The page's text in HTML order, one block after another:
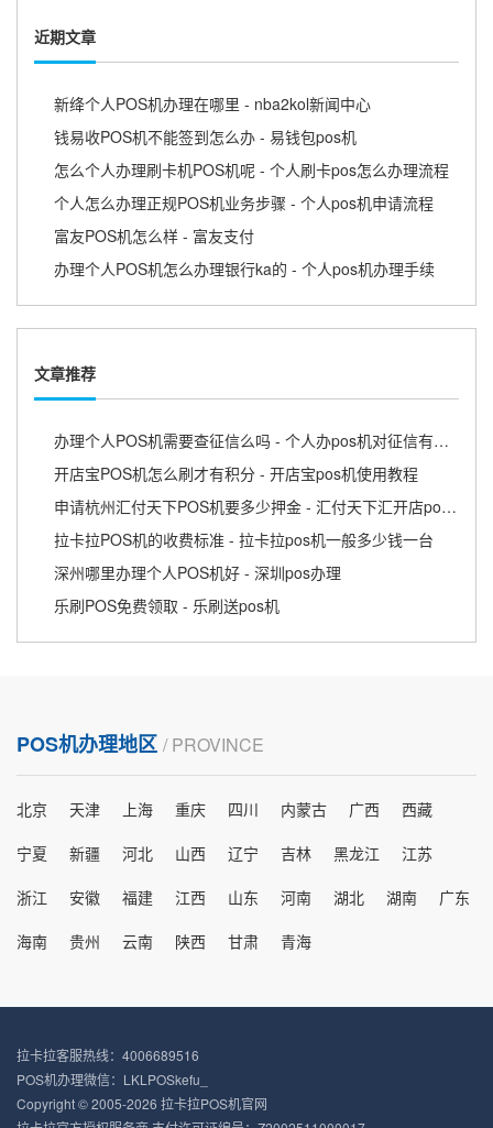
近期文章
新绛个人POS机办理在哪里 - nba2kol新闻中心
钱易收POS机不能签到怎么办 - 易钱包pos机
怎么个人办理刷卡机POS机呢 - 个人刷卡pos怎么办理流程
个人怎么办理正规POS机业务步骤 - 个人pos机申请流程
富友POS机怎么样 - 富友支付
办理个人POS机怎么办理银行ka的 - 个人pos机办理手续
文章推荐
办理个人POS机需要查征信么吗 - 个人办pos机对征信有影响吗
开店宝POS机怎么刷才有积分 - 开店宝pos机使用教程
申请杭州汇付天下POS机要多少押金 - 汇付天下汇开店pos机
拉卡拉POS机的收费标准 - 拉卡拉pos机一般多少钱一台
深州哪里办理个人POS机好 - 深圳pos办理
乐刷POS免费领取 - 乐刷送pos机
POS机办理地区 / PROVINCE
北京 天津 上海 重庆 四川 内蒙古 广西
西藏
宁夏
新疆 河北 山西 辽宁 吉林 黑龙江
江苏
浙江
安徽 福建 江西 山东 河南 湖北 湖南
广东
海南
贵州 云南 陕西 甘肃 青海
拉卡拉客服热线：4006689516
POS机办理微信：LKLPOSkefu_
Copyright © 2005-2026 拉卡拉POS机官网